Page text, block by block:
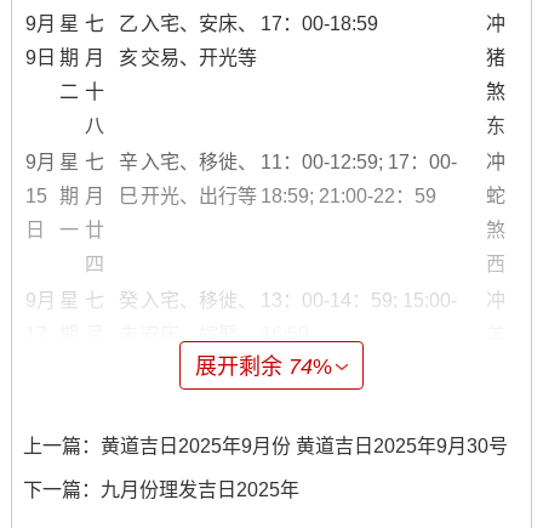
9月
9日
星
期
二
七
月
十
八
乙
亥
入宅、安床、
交易、开光等
17：00-18:59
冲
猪
煞
东
9月
15
日
星
期
一
七
月
廿
四
辛
巳
入宅、移徙、
开光、出行等
11：00-12:59; 17：00-
18:59; 21:00-22：59
冲
蛇
煞
西
9月 星 七
癸 入宅、移徙、
修造等
13：00-14：59; 15:00-
冲
9月
星 七
丙入宅、移徙、5:00-6:59; 9:00-10:59;
冲
展开剩余 74%
上一篇： 黄道吉日2025年9月份 黄道吉日2025年9月30号
下一篇： 九月份理发吉日2025年